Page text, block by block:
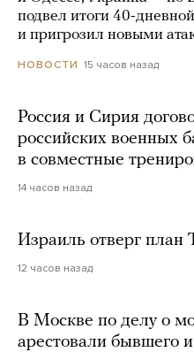
подвел итоги 40-
и пригрозил новыми
НОВОСТИ 15 часов назад
Россия и Сирия
российских военных
в совместные
14 часов назад
Израиль отверг план
12 часов назад
В Москве по делу о
арестовали бывшего